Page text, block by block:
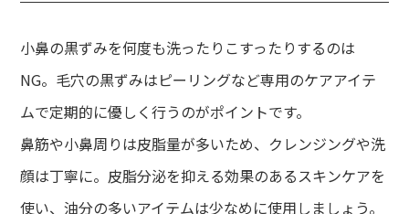
小鼻の黒ずみを何度も洗ったりこすったりするのは
NG。毛穴の黒ずみはピーリングなど専用のケアアイテ
ムで定期的に優しく行うのがポイントです。
鼻筋や小鼻周りは皮脂量が多いため、クレンジングや洗
顔は丁寧に。皮脂分泌を抑える効果のあるスキンケアを
使い、油分の多いアイテムは少なめに使用しましょう。